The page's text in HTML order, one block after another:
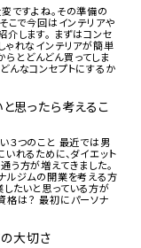
ですよね。その準備の
こで今回はインテリアや
します。 まずはコンセ
れなインテリアが簡単
らとどんどん買ってしま
んなコンセプトにするか
思ったら考えるこ
３つのこと 最近では男
れるために、ダイエット
う方が増えてきました。
ルジムの開業を考える方
したいと思っている方が
格は？ 最初にパーソナ
の大切さ